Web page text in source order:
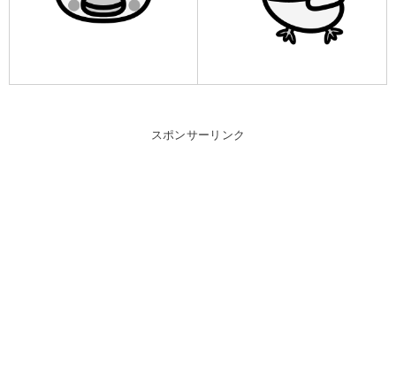
スポンサーリンク